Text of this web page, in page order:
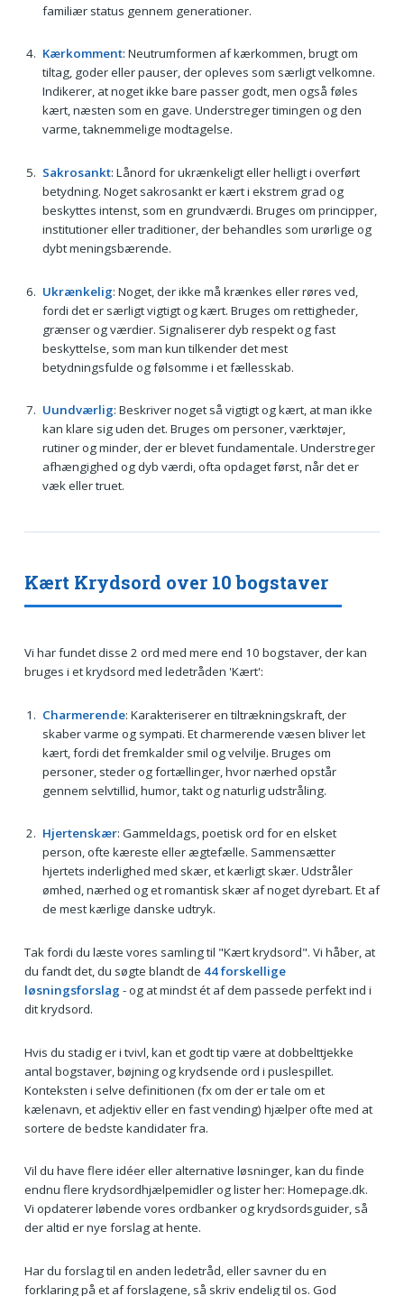
familiær status gennem generationer.
Kærkomment: Neutrumformen af kærkommen, brugt om
tiltag, goder eller pauser, der opleves som særligt velkomne.
Indikerer, at noget ikke bare passer godt, men også føles
kært, næsten som en gave. Understreger timingen og den
varme, taknemmelige modtagelse.
Sakrosankt: Lånord for ukrænkeligt eller helligt i overført
betydning. Noget sakrosankt er kært i ekstrem grad og
beskyttes intenst, som en grundværdi. Bruges om principper,
institutioner eller traditioner, der behandles som urørlige og
dybt meningsbærende.
Ukrænkelig: Noget, der ikke må krænkes eller røres ved,
fordi det er særligt vigtigt og kært. Bruges om rettigheder,
grænser og værdier. Signaliserer dyb respekt og fast
beskyttelse, som man kun tilkender det mest
betydningsfulde og følsomme i et fællesskab.
Uundværlig: Beskriver noget så vigtigt og kært, at man ikke
kan klare sig uden det. Bruges om personer, værktøjer,
rutiner og minder, der er blevet fundamentale. Understreger
afhængighed og dyb værdi, ofta opdaget først, når det er
væk eller truet.
Kært Krydsord over 10 bogstaver
Vi har fundet disse 2 ord med mere end 10 bogstaver, der kan
bruges i et krydsord med ledetråden 'Kært':
Charmerende: Karakteriserer en tiltrækningskraft, der
skaber varme og sympati. Et charmerende væsen bliver let
kært, fordi det fremkalder smil og velvilje. Bruges om
personer, steder og fortællinger, hvor nærhed opstår
gennem selvtillid, humor, takt og naturlig udstråling.
Hjertenskær: Gammeldags, poetisk ord for en elsket
person, ofte kæreste eller ægtefælle. Sammensætter
hjertets inderlighed med skær, et kærligt skær. Udstråler
ømhed, nærhed og et romantisk skær af noget dyrebart. Et af
de mest kærlige danske udtryk.
Tak fordi du læste vores samling til "Kært krydsord". Vi håber, at
du fandt det, du søgte blandt de 44 forskellige
løsningsforslag - og at mindst ét af dem passede perfekt ind i
dit krydsord.
Hvis du stadig er i tvivl, kan et godt tip være at dobbelttjekke
antal bogstaver, bøjning og krydsende ord i puslespillet.
Konteksten i selve definitionen (fx om der er tale om et
kælenavn, et adjektiv eller en fast vending) hjælper ofte med at
sortere de bedste kandidater fra.
Vil du have flere idéer eller alternative løsninger, kan du finde
endnu flere krydsordhjælpemidler og lister her: Homepage.dk.
Vi opdaterer løbende vores ordbanker og krydsordsguider, så
der altid er nye forslag at hente.
Har du forslag til en anden ledetråd, eller savner du en
forklaring på et af forslagene, så skriv endelig til os. God